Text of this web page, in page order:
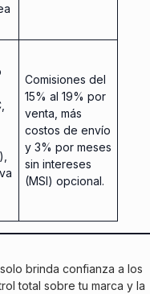
Comisiones del
15% al 19% por
venta, más
costos de envío
y 3% por meses
sin intereses
(MSI) opcional.
brinda confianza a los
total sobre tu marca y la